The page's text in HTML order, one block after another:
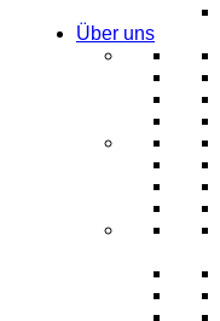
Über uns